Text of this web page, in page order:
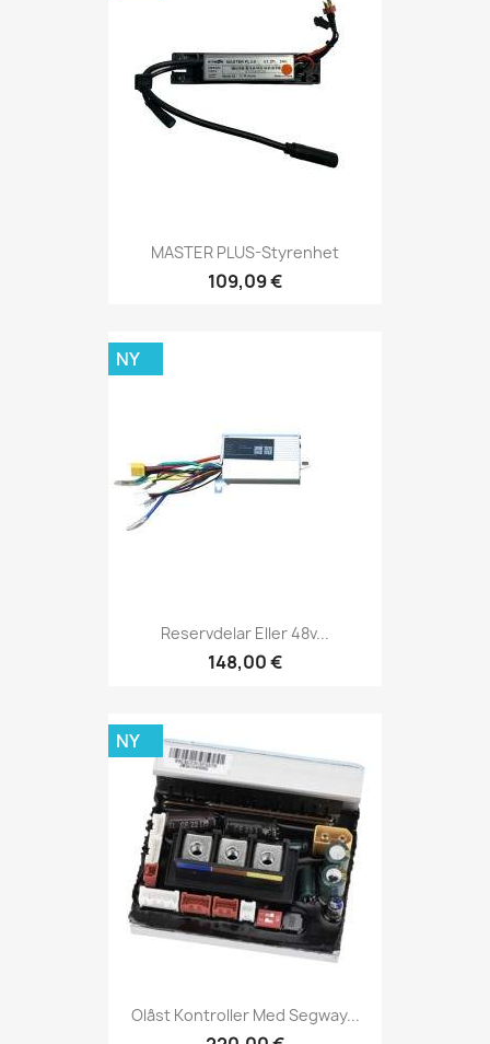
MASTER PLUS-Styrenhet
109,09 €
Reservdelar Eller 48v...
148,00 €
NY
Olåst Kontroller Med Segway...
NY